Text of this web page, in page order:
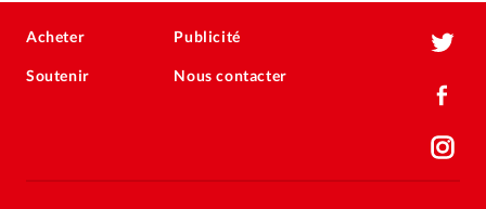
Acheter
Soutenir
Publicité
Nous contacter